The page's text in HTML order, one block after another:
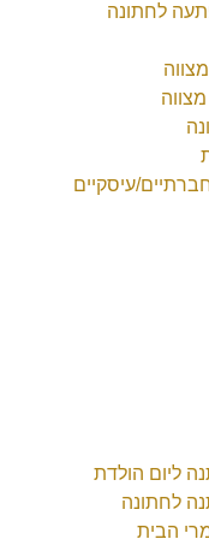
לחתונה
עיסקיים
ליום הולדת
לחתונה
הבית